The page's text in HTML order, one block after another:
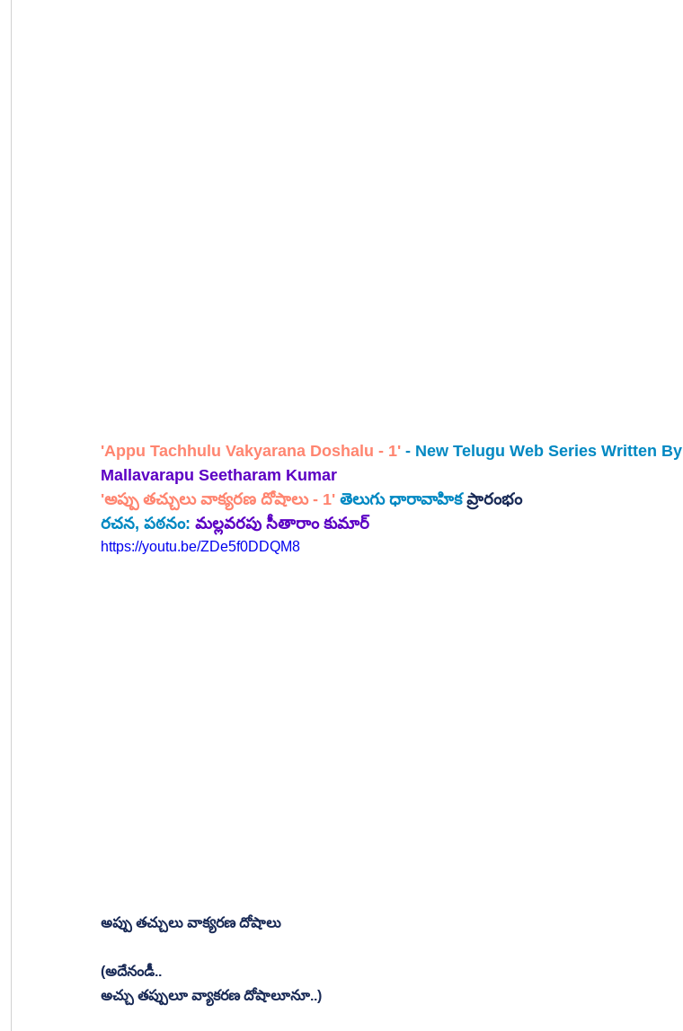
'Appu Tachhulu Vakyarana Doshalu - 1' - New Telugu Web Series Written By
Mallavarapu Seetharam Kumar
'అప్పు తచ్చులు వాక్యరణ దోషాలు - 1' తెలుగు ధారావాహిక ప్రారంభం
రచన, పఠనం: మల్లవరపు సీతారాం కుమార్
https://youtu.be/ZDe5f0DDQM8
అప్పు తచ్చులు వాక్యరణ దోషాలు
(అదేనండీ..
అచ్చు తప్పులూ వ్యాకరణ దోషాలూనూ..)